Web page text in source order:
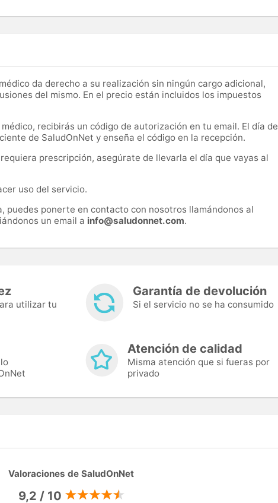
da derecho a su realización sin ningún cargo adicional,
del mismo. En el precio están incluidos los impuestos
recibirás un código de autorización en tu email. El día de
de SaludOnNet y enseña el código en la recepción.
prescripción, asegúrate de llevarla el día que vayas al
uso del servicio.
puedes ponerte en contacto con nosotros llamándonos al
un email a info@saludonnet.com.
utilizar tu
Garantía de devolución
Si el servicio no se ha consumido
Atención de calidad
Misma atención que si fueras por
privado
Valoraciones de SaludOnNet
9,2 / 10